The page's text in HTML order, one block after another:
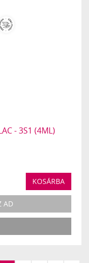
- 3S1 (4ML)
KOSÁRBA
AD